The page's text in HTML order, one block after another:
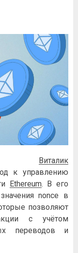
Виталик
к управлению
Ethereum. В его
nonce в
позволяют
с учётом
переводов и